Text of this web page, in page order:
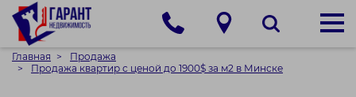
Главная
Продажа
Продажа квартир с ценой до 1900$ за м2 в Минске